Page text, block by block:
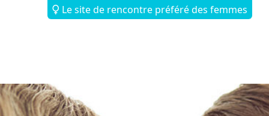
Le site de rencontre préféré des femmes